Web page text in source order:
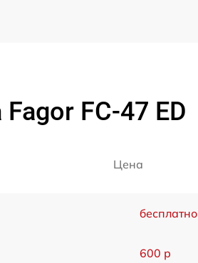
FC-47 ED
Цена
бесплатно
600 р